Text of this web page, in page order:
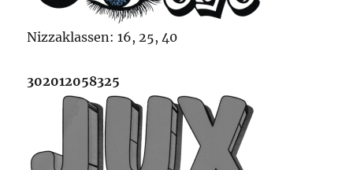
Nizzaklassen: 16, 25, 40
302012058325